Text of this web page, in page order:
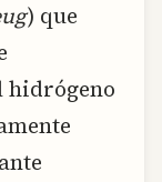
) que
hidrógeno